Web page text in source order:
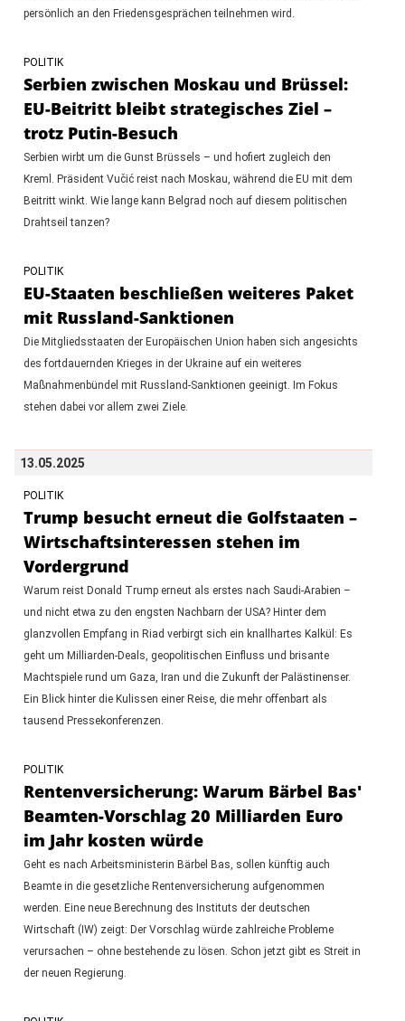
persönlich an den Friedensgesprächen teilnehmen wird.
POLITIK
Serbien zwischen Moskau und Brüssel:
EU-Beitritt bleibt strategisches Ziel –
trotz Putin-Besuch
Serbien wirbt um die Gunst Brüssels – und hofiert zugleich den
Kreml. Präsident Vučić reist nach Moskau, während die EU mit dem
Beitritt winkt. Wie lange kann Belgrad noch auf diesem politischen
Drahtseil tanzen?
POLITIK
EU-Staaten beschließen weiteres Paket
mit Russland-Sanktionen
​​​​​​​Die Mitgliedsstaaten der Europäischen Union haben sich angesichts
des fortdauernden Krieges in der Ukraine auf ein weiteres
Maßnahmenbündel mit Russland-Sanktionen geeinigt. Im Fokus
stehen dabei vor allem zwei Ziele.
13.05.2025
POLITIK
Trump besucht erneut die Golfstaaten –
Wirtschaftsinteressen stehen im
Vordergrund
Warum reist Donald Trump erneut als erstes nach Saudi-Arabien –
und nicht etwa zu den engsten Nachbarn der USA? Hinter dem
glanzvollen Empfang in Riad verbirgt sich ein knallhartes Kalkül: Es
geht um Milliarden-Deals, geopolitischen Einfluss und brisante
Machtspiele rund um Gaza, Iran und die Zukunft der Palästinenser.
Ein Blick hinter die Kulissen einer Reise, die mehr offenbart als
tausend Pressekonferenzen.
POLITIK
Rentenversicherung: Warum Bärbel Bas'
Beamten-Vorschlag 20 Milliarden Euro
im Jahr kosten würde
Geht es nach Arbeitsministerin Bärbel Bas, sollen künftig auch
Beamte in die gesetzliche Rentenversicherung aufgenommen
werden. Eine neue Berechnung des Instituts der deutschen
Wirtschaft (IW) zeigt: Der Vorschlag würde zahlreiche Probleme
verursachen – ohne bestehende zu lösen. Schon jetzt gibt es Streit in
der neuen Regierung.